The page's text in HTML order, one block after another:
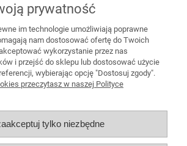
Pomoc
Moje konto
Płatności i dostawa
prywatność
im technologie umożliwiają poprawne
nam dostosować ofertę do Twoich
wykorzystanie przez nas
i przejść do sklepu lub dostosować użycie
wybierając opcję "Dostosuj zgody".
przeczytasz w naszej Polityce
tylko niezbędne